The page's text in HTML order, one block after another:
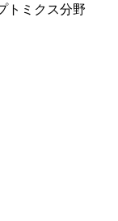
トミクス分野